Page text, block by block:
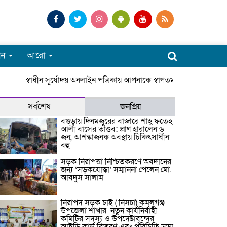
আরো
স্বাধীন সূর্যোদয় অনলাইন পত্রিকায় আপনাকে স্বাগতম। সারাদেশে
সর্বশেষ
জনপ্রিয়
বগুড়ায় দিনমজুরের বাজারে শাহ্ ফতেহ
আলী বাসের তাণ্ডব: প্রাণ হারালেন ৬
জন, আশঙ্কাজনক অবস্থায় চিকিৎসাধীন
বহু
সড়ক নিরাপত্তা নিশ্চিতকরণে অবদানের
জন্য ‘সড়কযোদ্ধা’ সম্মাননা পেলেন মো.
আবদুস সালাম
নিরাপদ সড়ক চাই ( নিসচা) কমলগঞ্জ
উপজেলা শাখার নতুন কার্যনির্বাহী
কমিটির সদস্য ও উপদেষ্টাবৃন্দের